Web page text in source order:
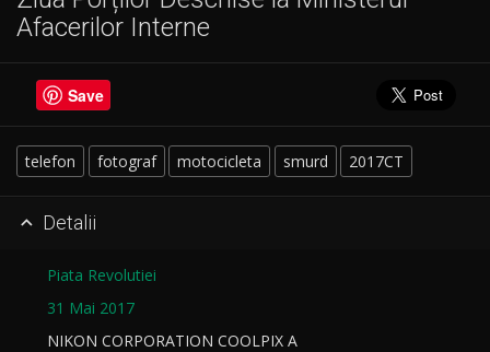
Afacerilor Interne
Save
telefon fotograf motocicleta smurd 2017CT
 Detalii
Piata Revolutiei
31 Mai 2017
NIKON CORPORATION COOLPIX A